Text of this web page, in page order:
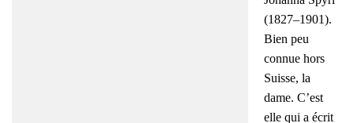
(1827–1901).
Bien peu
connue hors
Suisse, la
dame. C’est
elle qui a écrit